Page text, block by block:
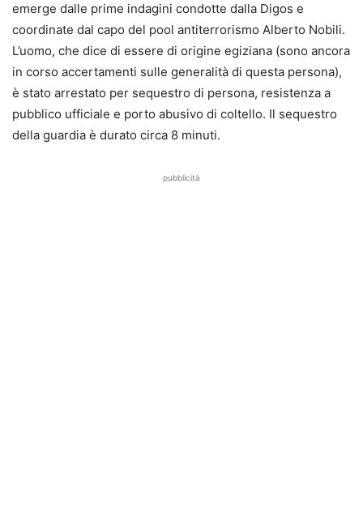
emerge dalle prime indagini condotte dalla Digos e
coordinate dal capo del pool antiterrorismo Alberto Nobili.
L’uomo, che dice di essere di origine egiziana (sono ancora
in corso accertamenti sulle generalità di questa persona),
è stato arrestato per sequestro di persona, resistenza a
pubblico ufficiale e porto abusivo di coltello. Il sequestro
della guardia è durato circa 8 minuti.
pubblicità